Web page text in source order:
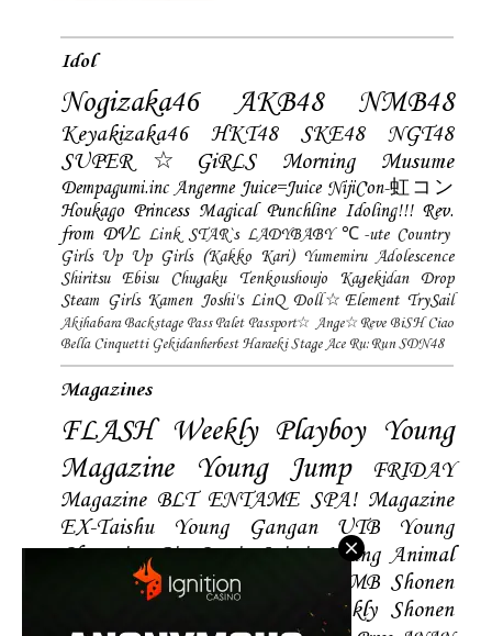
Idol
Nogizaka46 AKB48 NMB48
Keyakizaka46 HKT48 SKE48
NGT48
SUPER☆GiRLS
Morning Musume
Dempagumi.inc Angerme Juice=Juice NijiCon-虹コン
Houkago Princess Magical Punchline Idoling!!! Rev.
from DVL Link STAR`s LADYBABY ℃-ute Country
Girls Up Up Girls (Kakko Kari) Yumemiru Adolescence
Shiritsu Ebisu Chugaku
Tenkoushoujo Kagekidan
Drop
Steam Girls Kamen Joshi's LinQ Doll☆Element TrySail
Akihabara Backstage Pass Palet Passport☆ Ange☆Reve BiSH Ciao
Bella Cinquetti Gekidanherbest Haraeki Stage Ace Ru:Run SDN48
Magazines
FLASH Weekly Playboy Young
Magazine
Young Jump
FRIDAY
Magazine BLT ENTAME SPA! Magazine
EX-Taishu
Young Gangan UTB
Young
Champion Big Comic Spirtis Young Animal
Shonen Magazine BUBKA BOMB Shonen
Champion
Weekly Shonen